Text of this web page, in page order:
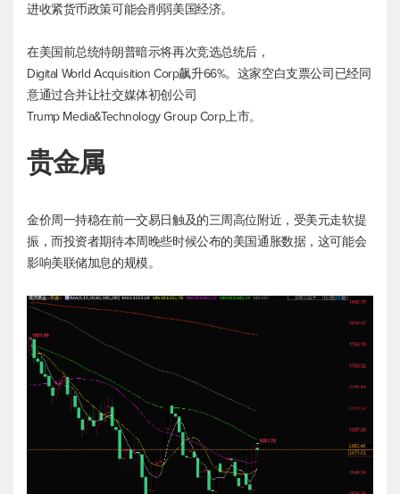
进收紧货币政策可能会削弱美国经济。
在美国前总统特朗普暗示将再次竞选总统后，
Digital World Acquisition Corp飙升66%。这家空白支票公司已经同
意通过合并让社交媒体初创公司
Trump Media&Technology Group Corp上市。
贵金属
金价周一持稳在前一交易日触及的三周高位附近，受美元走软提
振，而投资者期待本周晚些时候公布的美国通胀数据，这可能会
影响美联储加息的规模。